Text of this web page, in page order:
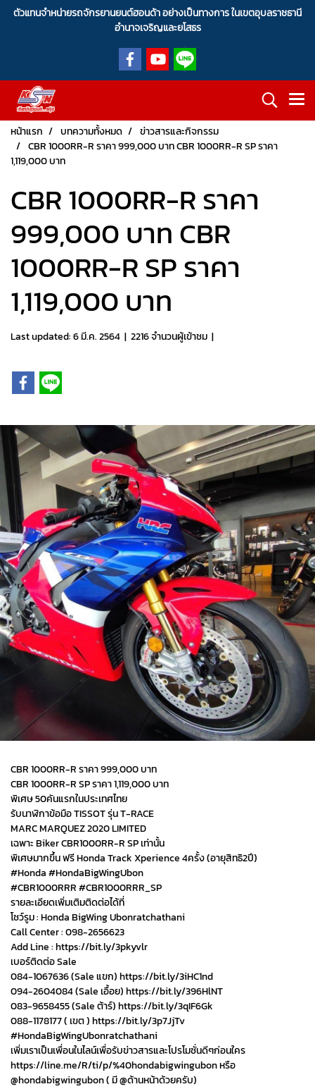
ตัวแทนจำหน่ายรถจักรยานยนต์ฮอนด้า อย่างเป็นทางการ ในเขตอุบลราชธานี
อำนาจเจริญและยโสธร
หน้าแรก บทความทั้งหมด
ข่าวสารและกิจกรรม
CBR 1000RR-R ราคา 999,000 บาท CBR 1000RR-R SP ราคา
1,119,000 บาท
CBR 1000RR-R ราคา
999,000 บาท CBR
1000RR-R SP ราคา
1,119,000 บาท
Last updated: 6 มี.ค. 2564 | 2216 จำนวนผู้เข้าชม |
CBR 1000RR-R ราคา 999,000 บาท
CBR 1000RR-R SP ราคา 1,119,000 บาท
พิเศษ 50คันแรกในประเทศไทย
รับนาฬิกาข้อมือ TISSOT รุ่น T-RACE
MARC MARQUEZ 2020 LIMITED
เฉพาะ Biker CBR1000RR-R SP เท่านั้น
พิเศษมากขึ้น ฟรี Honda Track Xperience 4ครั้ง (อายุสิทธิ2ปี)
#Honda #HondaBigWingUbon
#CBR1000RRR #CBR1000RRR_SP
รายละเอียดเพิ่มเติมติดต่อได้ที่
โชว์รูม : Honda BigWing Ubonratchathani
Call Center : 098-2656623
Add Line : https://bit.ly/3pkyvlr
เบอร์ติดต่อ Sale
084-1067636 (Sale แขก) https://bit.ly/3iHC1nd
094-2604084 (Sale เอื้อย) https://bit.ly/396HlNT
083-9658455 (Sale ต้าร์) https://bit.ly/3qIF6Gk
088-1178177 ( เขต ) https://bit.ly/3p7JjTv
#HondaBigWingUbonratchathani
เพิ่มเราเป็นเพื่อนในไลน์เพื่อรับข่าวสารและโปรโมชั่นดีๆก่อนใคร
https://line.me/R/ti/p/%40hondabigwingubon หรือ
@hondabigwingubon ( มี @ด้านหน้าด้วยครับ)